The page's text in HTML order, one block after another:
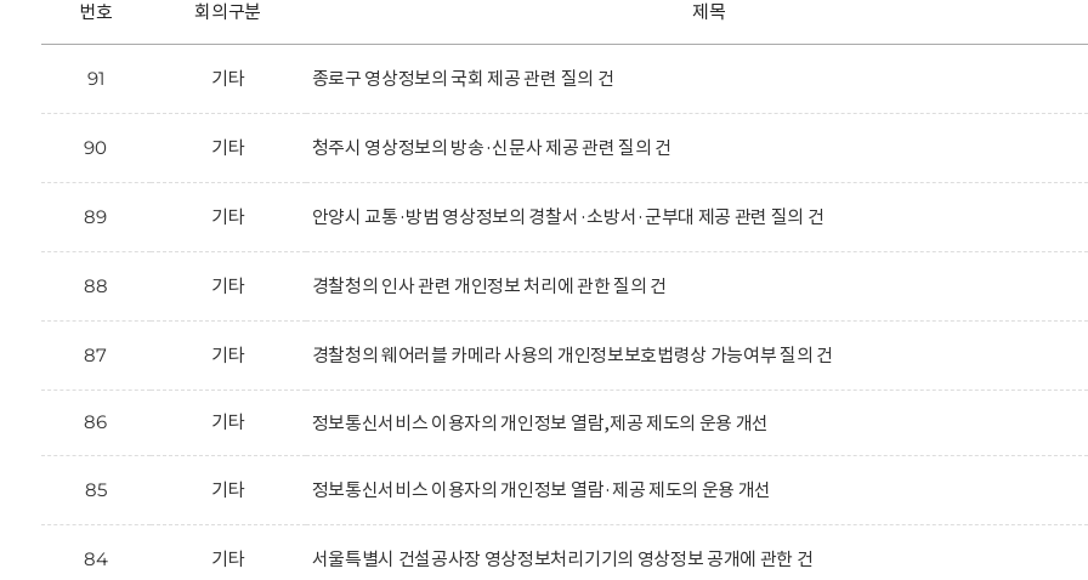
번호 회의구분 제목
91 기타 종로구 영상정보의 국회 제공 관련 질의 건
90 기타 청주시 영상정보의 방송·신문사 제공 관련 질의 건
89 기타 안양시 교통·방범 영상정보의 경찰서·소방서·군부대 제공 관련 질의 건
88 기타 경찰청의 인사 관련 개인정보 처리에 관한 질의 건
87 기타 경찰청의 웨어러블 카메라 사용의 개인정보보호법령상 가능여부 질의 건
86 기타 정보통신서비스 이용자의 개인정보 열람,제공 제도의 운용 개선
85 기타 정보통신서비스 이용자의 개인정보 열람·제공 제도의 운용 개선
84 기타 서울특별시 건설공사장 영상정보처리기기의 영상정보 공개에 관한 건